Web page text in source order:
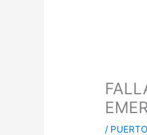
/ PUERTO